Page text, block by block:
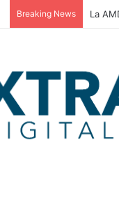
Breaking News La